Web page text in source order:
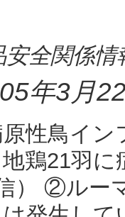
安全関係情
年3月
性鳥イン
鶏21羽
） ②ルー